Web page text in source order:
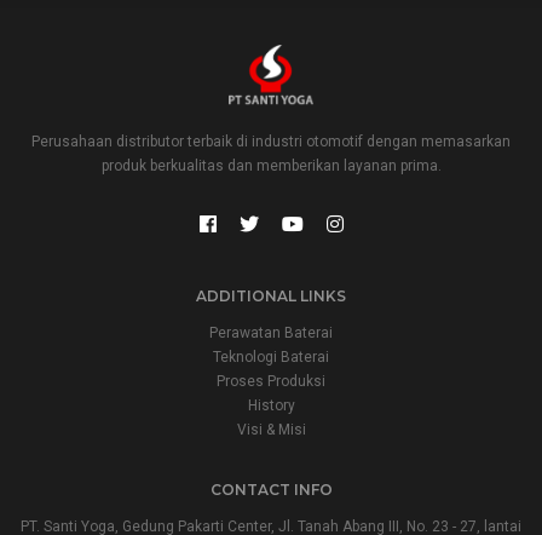
Perusahaan distributor terbaik di industri otomotif dengan memasarkan
produk berkualitas dan memberikan layanan prima.
ADDITIONAL LINKS
Perawatan Baterai
Teknologi Baterai
Proses Produksi
History
Visi & Misi
CONTACT INFO
PT. Santi Yoga, Gedung Pakarti Center, Jl. Tanah Abang III, No. 23 - 27, lantai